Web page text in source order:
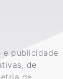
e publicidade
de